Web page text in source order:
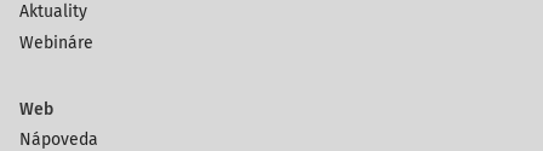
Aktuality
Webináre
Web
Nápoveda